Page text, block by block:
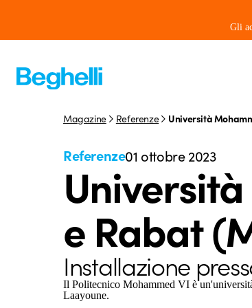
Gli
Magazine Referenze Università
Referenze01 ottobre 2023
e Rabat
Installazione
Il Politecnico Mohammed VI è
Laayoune.